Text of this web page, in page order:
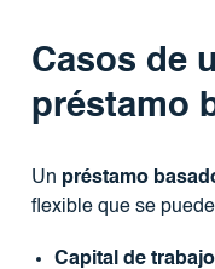
Casos de
préstamo
Un préstamo
flexible que se
Capital de trabajo